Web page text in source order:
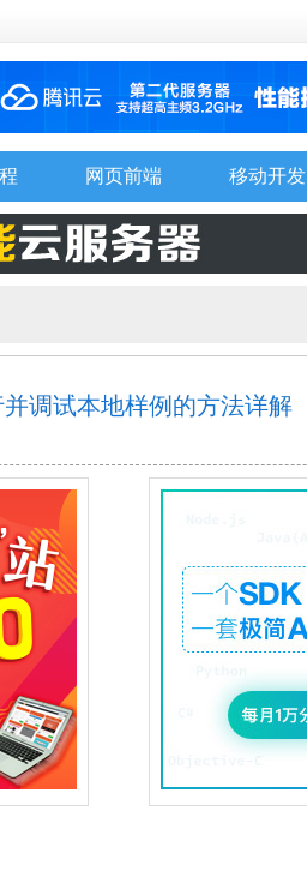
网页前端 移动开发
并调试本地样例的方法详解